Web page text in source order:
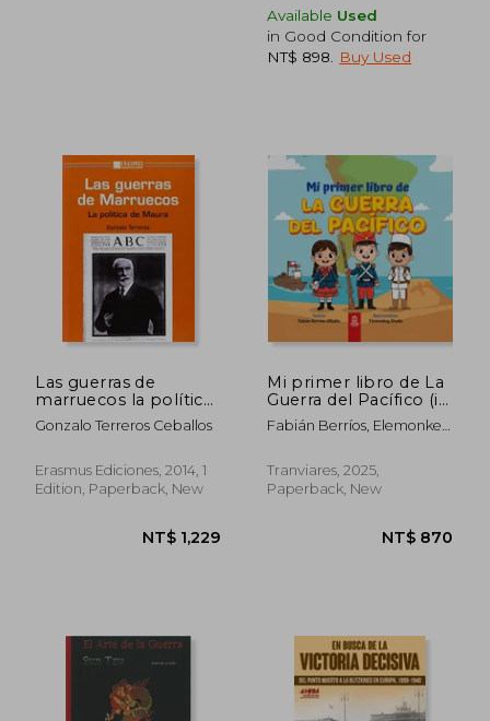
NT$ 1,597 NT$
Available Used
in Good Condition for
NT$ 898
Buy Used
Las guerras de
marruecos la política
de maura (in Spanish)
Gonzalo Terreros Ceballos
Erasmus Ediciones, 2014, 1
Edition, Paperback, New
Mi primer libro de La
Guerra del Pacífico (in
Spanish)
Fabián Berríos, Elemonkey
Tranviares, 2025,
Paperback, New